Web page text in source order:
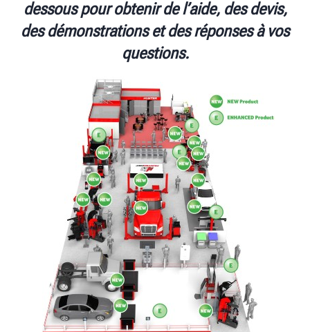
dessous pour obtenir de l’aide, des devis,
des démonstrations et des réponses à vos
questions.